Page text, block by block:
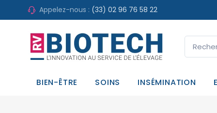
Appelez-nous : (33) 02 96 76 58 22
BIEN-ÊTRE SOINS INSÉMINATION